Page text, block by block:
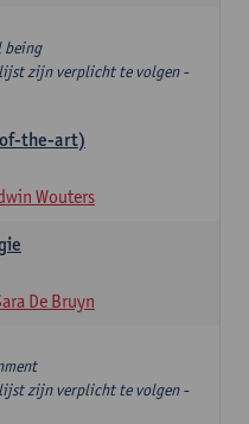
being
zijn verplicht te volgen -
of-the-art)
Wouters
De Bruyn
zijn verplicht te volgen -